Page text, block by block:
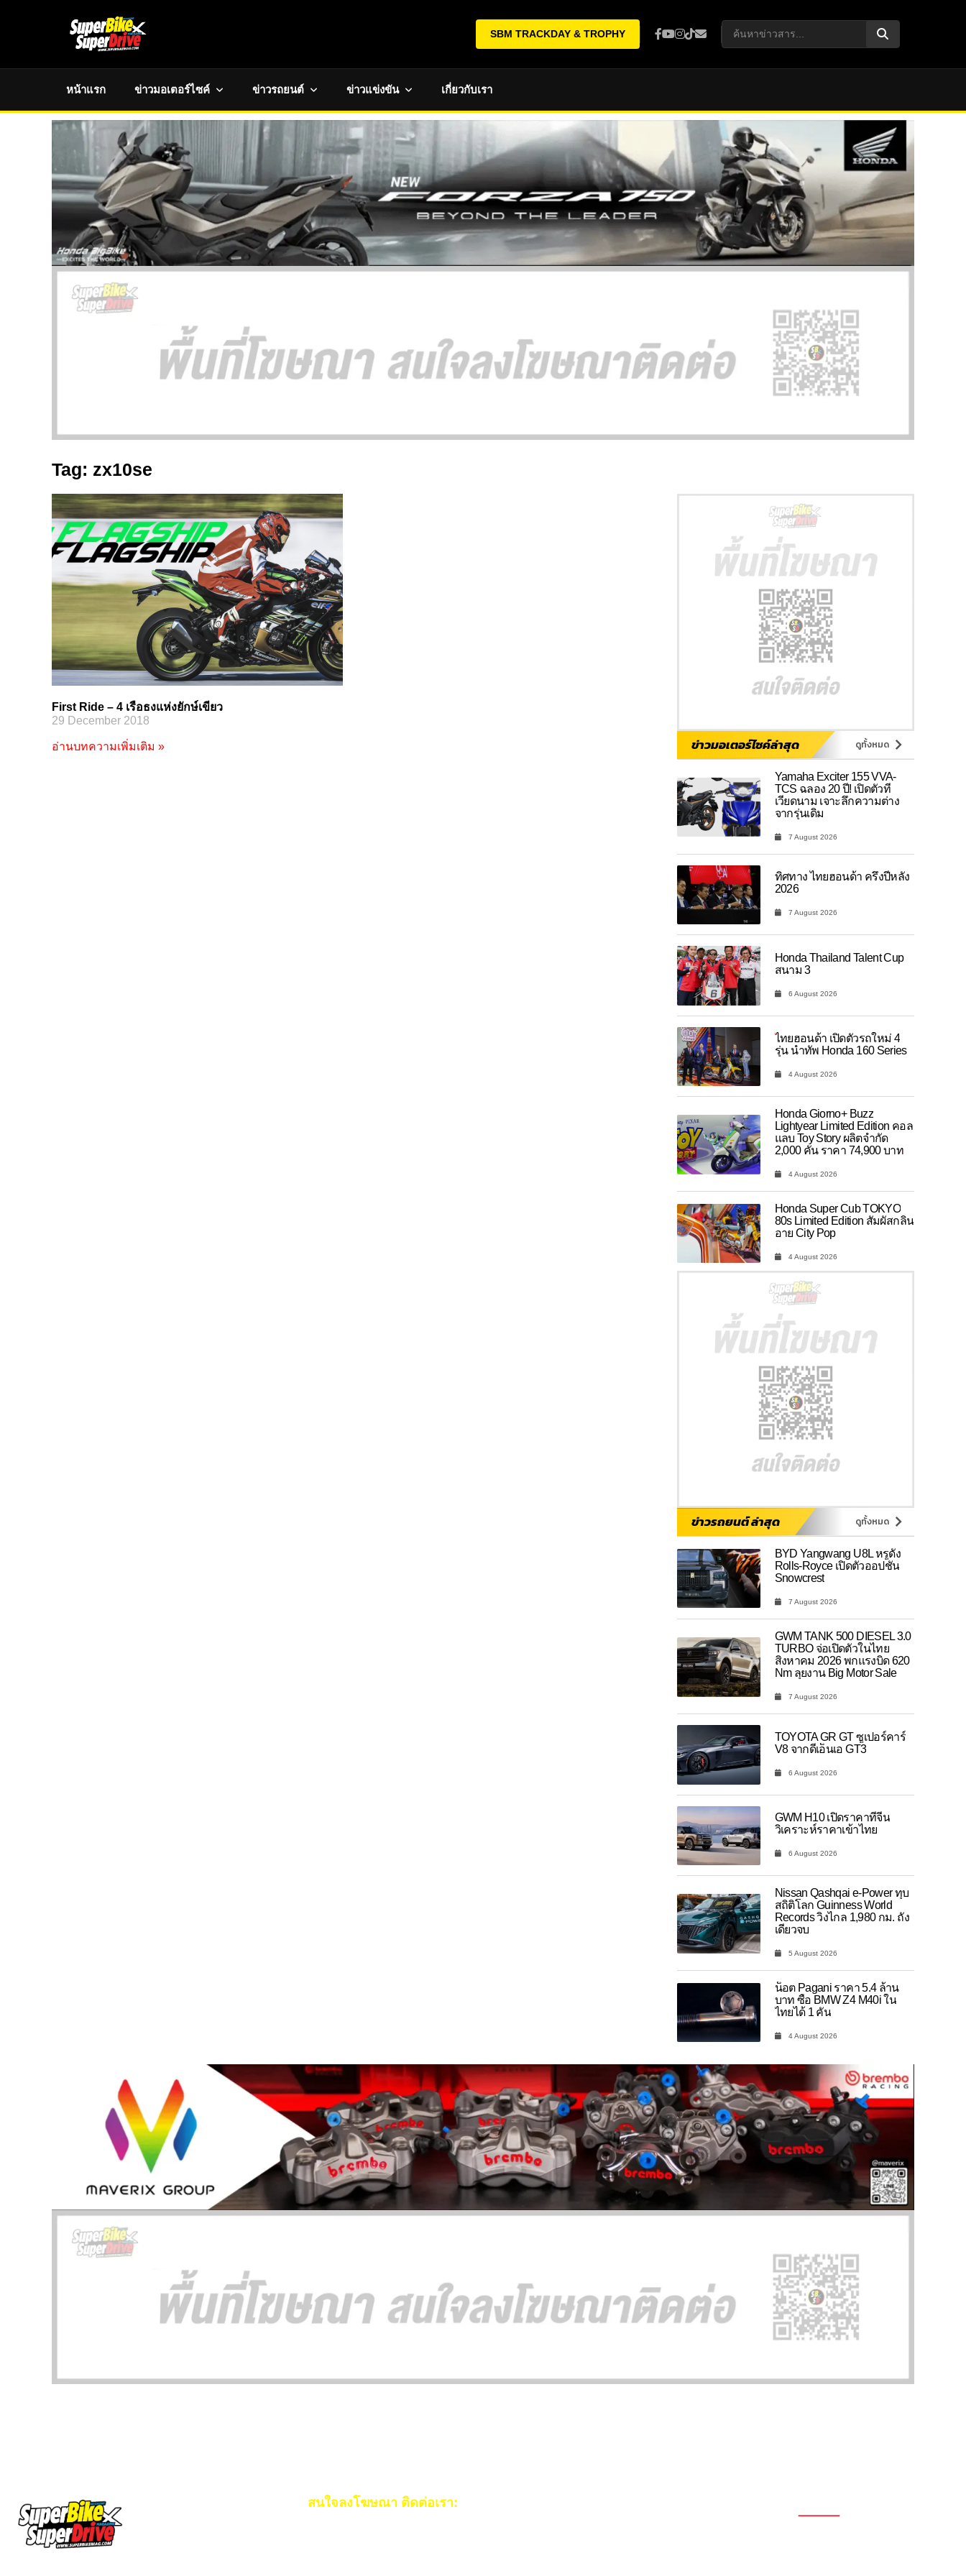
SBM TRACKDAY & TROPHY
หน้าแรก ข่าวมอเตอร์ไซค์ ข่าวรถยนต์ ข่าวแข่งขัน เกี่ยวกับเรา
Tag: zx10se
First Ride – 4 เรือธงแห่งยักษ์เขียว
29 December 2018
อ่านบทความเพิ่มเติม » ข่าวมอเตอร์ไซค์ล่าสุด ดูทั้งหมด
Yamaha Exciter 155 VVA-
TCS ฉลอง 20 ปี! เปิดตัวที่
เวียดนาม เจาะลึกความต่าง
จากรุ่นเดิม
7 August 2026
ทิศทาง ไทยฮอนด้า ครึ่งปีหลัง
2026
7 August 2026
Honda Thailand Talent Cup
สนาม 3
6 August 2026
ไทยฮอนด้า เปิดตัวรถใหม่ 4
รุ่น นำทัพ Honda 160 Series
4 August 2026
Honda Giorno+ Buzz
Lightyear Limited Edition คอล
แลบ Toy Story ผลิตจำกัด
2,000 คัน ราคา 74,900 บาท
4 August 2026
Honda Super Cub TOKYO
80s Limited Edition สัมผัสกลิ่น
อาย City Pop
4 August 2026
ข่าวรถยนต์ ล่าสุด ดูทั้งหมด
BYD Yangwang U8L หรูดั่ง
Rolls-Royce เปิดตัวออปชัน
Snowcrest
7 August 2026
GWM TANK 500 DIESEL 3.0
TURBO จ่อเปิดตัวในไทย
สิงหาคม 2026 พกแรงบิด 620
Nm ลุยงาน Big Motor Sale
7 August 2026
TOYOTA GR GT ซูเปอร์คาร์
V8 จากดีเอ็นเอ GT3
6 August 2026
GWM H10 เปิดราคาที่จีน
วิเคราะห์ราคาเข้าไทย
6 August 2026
Nissan Qashqai e-Power ทุบ
สถิติโลก Guinness World
Records วิ่งไกล 1,980 กม. ถัง
เดียวจบ
5 August 2026
น็อต Pagani ราคา 5.4 ล้าน
บาท ซื้อ BMW Z4 M40i ใน
ไทยได้ 1 คัน
4 August 2026
สนใจลงโฆษณา ติดต่อเรา: